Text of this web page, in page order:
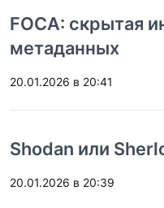
FOCA: скрытая
метаданных
20.01.2026 в 20:41
Shodan или
20.01.2026 в 20:39